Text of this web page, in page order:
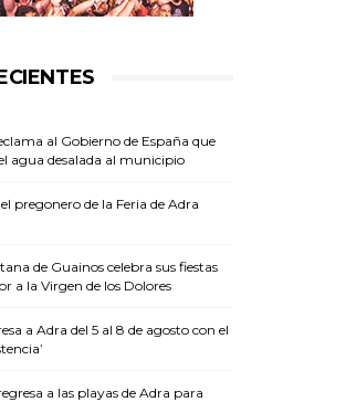
al Gobierno de España que
agua desalada al municipio
pregonero de la Feria de Adra
de Guainos celebra sus fiestas
a la Virgen de los Dolores
a Adra del 5 al 8 de agosto con el
a las playas de Adra para